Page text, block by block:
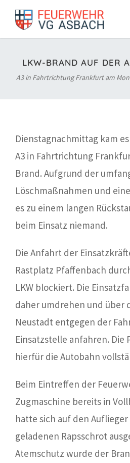
LKW-BRAND AUF DER
A3 in Fahrtrichtung Frankfurt am
Dienstagnachmittag kam
A3 in Fahrtrichtung
Brand. Aufgrund der
Löschmaßnahmen und
es zu einem langen
beim Einsatz niemand.
Die Anfahrt der
Rastplatz Pfaffenbach
LKW blockiert. Die
daher umdrehen und über
Neustadt entgegen der
Einsatzstelle anfahren. Die
hierfür die Autobahn
Beim Eintreffen der
Zugmaschine bereits in
hatte sich auf den
geladenen Rapsschrot
Atemschutz wurde der